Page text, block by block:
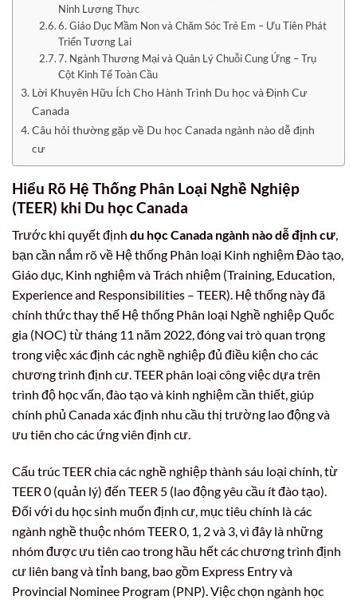
Ninh Lương Thực
6. Giáo Dục Mầm Non và Chăm Sóc Trẻ Em – Ưu Tiên Phát
Triển Tương Lai
7. Ngành Thương Mại và Quản Lý Chuỗi Cung Ứng – Trụ
Cột Kinh Tế Toàn Cầu
Lời Khuyên Hữu Ích Cho Hành Trình Du học và Định Cư
Canada
Câu hỏi thường gặp về Du học Canada ngành nào dễ định
cư
Hiểu Rõ Hệ Thống Phân Loại Nghề Nghiệp
(TEER) khi Du học Canada
Trước khi quyết định du học Canada ngành nào dễ định cư,
bạn cần nắm rõ về Hệ thống Phân loại Kinh nghiệm Đào tạo,
Giáo dục, Kinh nghiệm và Trách nhiệm (Training, Education,
Experience and Responsibilities – TEER). Hệ thống này đã
chính thức thay thế Hệ thống Phân loại Nghề nghiệp Quốc
gia (NOC) từ tháng 11 năm 2022, đóng vai trò quan trọng
trong việc xác định các nghề nghiệp đủ điều kiện cho các
chương trình định cư. TEER phân loại công việc dựa trên
trình độ học vấn, đào tạo và kinh nghiệm cần thiết, giúp
chính phủ Canada xác định nhu cầu thị trường lao động và
ưu tiên cho các ứng viên định cư.
Cấu trúc TEER chia các nghề nghiệp thành sáu loại chính, từ
TEER 0 (quản lý) đến TEER 5 (lao động yêu cầu ít đào tạo).
Đối với du học sinh muốn định cư, mục tiêu chính là các
ngành nghề thuộc nhóm TEER 0, 1, 2 và 3, vì đây là những
nhóm được ưu tiên cao trong hầu hết các chương trình định
cư liên bang và tỉnh bang, bao gồm Express Entry và
Provincial Nominee Program (PNP). Việc chọn ngành học